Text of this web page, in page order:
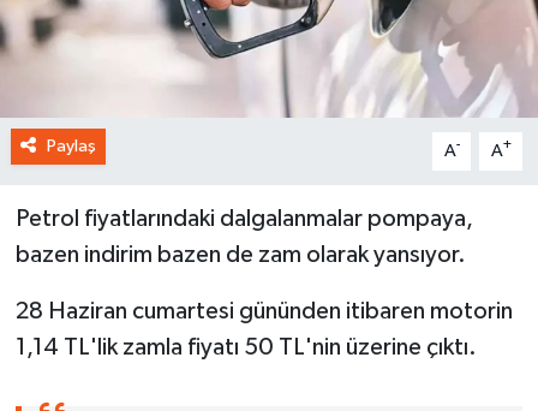
Paylaş A- A+
Petrol fiyatlarındaki dalgalanmalar pompaya,
bazen indirim bazen de zam olarak yansıyor.
28 Haziran cumartesi gününden itibaren motorin
1,14 TL'lik zamla fiyatı 50 TL'nin üzerine çıktı.